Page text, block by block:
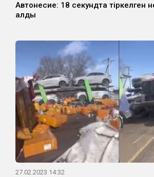
Автонесие: 18 секундта тіркелген
алды
27.02.2023 14:32